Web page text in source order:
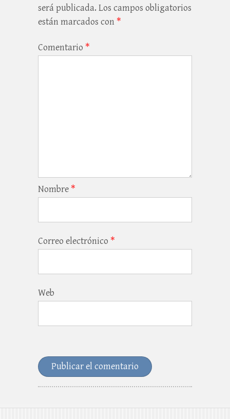
será publicada. Los campos obligatorios
están marcados con *
Comentario *
Nombre *
Correo electrónico *
Web